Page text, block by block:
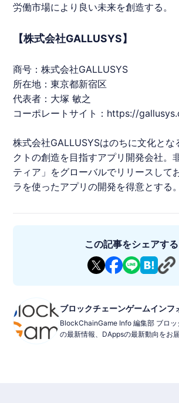
労働市場により良い未来を創造する。
【株式会社GALLUSYS】
商号：株式会社GALLUSYS
所在地：東京都新宿区
代表者：大塚 敏之
コーポレートサイト： https://
株式会社GALLUSYSはのちに文化とな
クトの創造を目指すアプリ開発会社。
ティア」をグローバルでリリースして
ラを使ったアプリの開発を得意とする。
この記事をシェアする
ブロックチェーンゲームインフ
BlockChainGame Info 編集部 ブロッ
の最新情報、DAppsの最新動向をお